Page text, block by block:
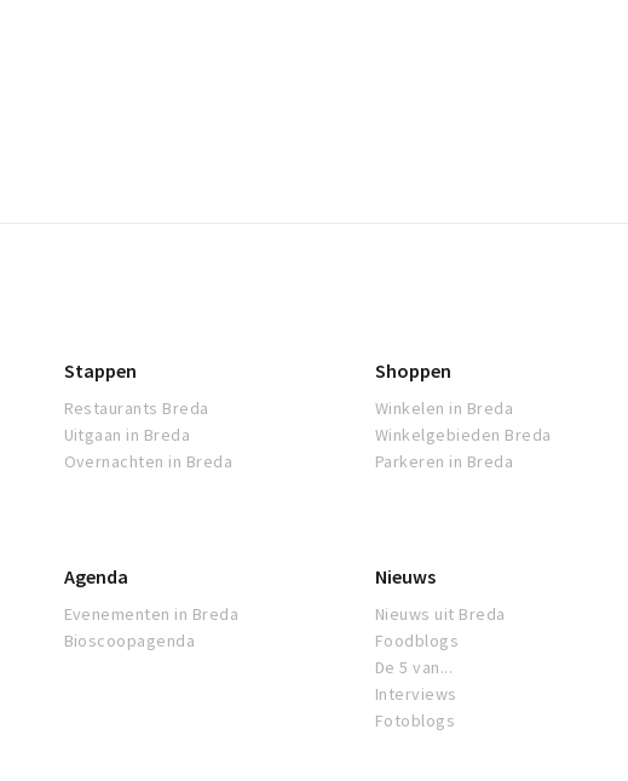
Stappen
Restaurants Breda
Uitgaan in Breda
Overnachten in Breda
Shoppen
Winkelen in Breda
Winkelgebieden Breda
Parkeren in Breda
Agenda
Evenementen in Breda
Bioscoopagenda
Nieuws
Nieuws uit Breda
Foodblogs
De 5 van...
Interviews
Fotoblogs